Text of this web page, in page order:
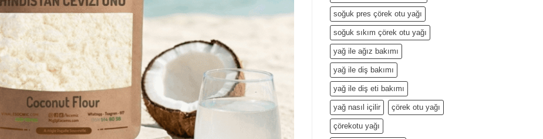
soğuk pres çörek otu yağı
soğuk sıkım çörek otu yağı
yağ ile ağız bakımı
yağ ile diş bakımı
yağ ile diş eti bakımı
yağ nasıl içilir çörek otu yağı
çörekotu yağı